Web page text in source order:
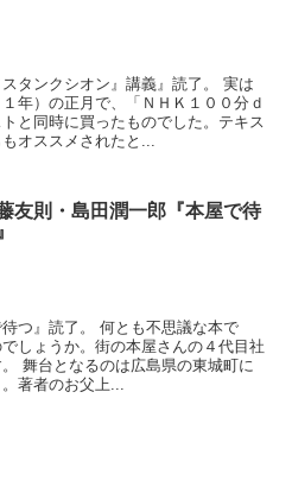
タンクシオン』講義』読了。 実は
年）の正月で、「ＮＨＫ１００分ｄ
と同時に買ったものでした。テキス
オススメされたと...
友則・島田潤一郎『本屋で待
つ』読了。 何とも不思議な本で
しょうか。街の本屋さんの４代目社
舞台となるのは広島県の東城町に
著者のお父上...